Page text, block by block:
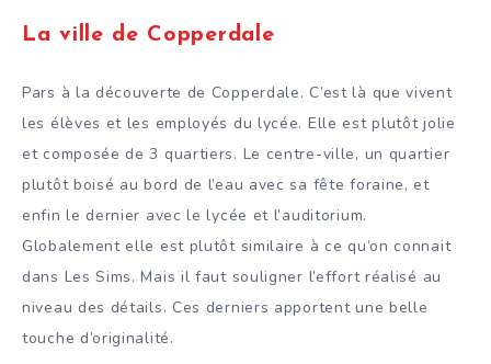
La ville de Copperdale
Pars à la découverte de Copperdale. C’est là que vivent
les élèves et les employés du lycée. Elle est plutôt jolie
et composée de 3 quartiers. Le centre-ville, un quartier
plutôt boisé au bord de l’eau avec sa fête foraine, et
enfin le dernier avec le lycée et l’auditorium.
Globalement elle est plutôt similaire à ce qu’on connait
dans Les Sims. Mais il faut souligner l’effort réalisé au
niveau des détails. Ces derniers apportent une belle
touche d’originalité.